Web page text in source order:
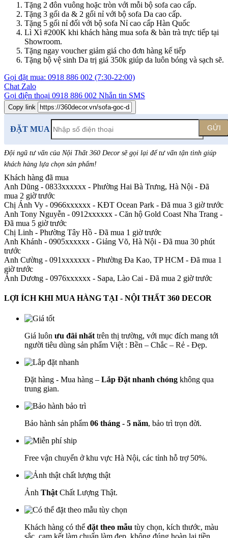
Tặng 2 đôn vuông hoặc tròn với mỗi bộ sofa cao cấp.
Tặng 3 gối da & 2 gối nỉ với bộ sofa Da cao cấp.
Tặng 5 gối nỉ đối với bộ sofa Nỉ cao cấp Hàn Quốc
Lì Xì #200K khi khách hàng mua sofa & bàn trà trực tiếp tại
Showroom.
Tặng ngay voucher giảm giá cho đơn hàng kế tiếp
Tặng bộ vệ sinh Da trị giá 350k giúp da luôn bóng và sạch sẽ.
Gọi đặt mua: 0918 886 002 (7:30-22:00)
Chat Zalo
Gọi điện thoại 0918 886 002 Nhắn tin SMS
Copy link
ĐẶT MUA GỬI
Đội ngũ tư vấn của Nội Thất 360 Decor sẽ gọi lại để tư vấn tận tình giúp
khách hàng lựa chọn sản phẩm!
Khách hàng đã mua
Anh Dũng - 0833xxxxxx - Phường Hai Bà Trưng, Hà Nội - Đã
mua 2 giờ trước
Chị Ánh Vy - 0966xxxxxx - KĐT Ocean Park - Đã mua 3 giờ trước
Anh Tony Nguyễn - 0912xxxxxx - Căn hộ Gold Coast Nha Trang -
Đã mua 5 giờ trước
Chị Linh - Phường Tây Hồ - Đã mua 1 giờ trước
Anh Khánh - 0905xxxxxx - Giảng Võ, Hà Nội - Đã mua 30 phút
trước
Anh Cường - 091xxxxxxx - Phường Đa Kao, TP HCM - Đã mua 1
giờ trước
Ánh Dương - 0976xxxxxx - Sapa, Lào Cai - Đã mua 2 giờ trước
LỢI ÍCH KHI MUA HÀNG TẠI - NỘI THẤT 360 DECOR
Giá luôn ưu đãi nhất trên thị trường, với mục đích mang tới
người tiêu dùng sản phẩm Việt : Bền – Chắc – Rẻ - Đẹp.
Đặt hàng - Mua hàng – Lắp Đặt nhanh chóng không qua
trung gian.
Bảo hành sản phẩm 06 tháng - 5 năm, bảo trì trọn đời.
Free vận chuyển ở khu vực Hà Nội, các tỉnh hỗ trợ 50%.
Ảnh Thật Chất Lượng Thật.
Khách hàng có thể đặt theo mẫu tùy chọn, kích thước, màu
sắc, cam kết làm chuẩn làm đẹp, không đúng hoàn lại tiền.